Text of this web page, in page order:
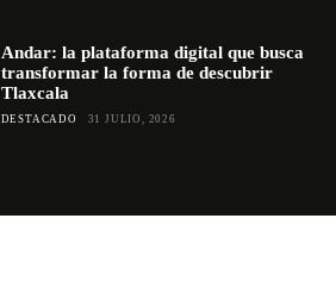
Andar: la plataforma digital que busca
transformar la forma de descubrir
Tlaxcala
DESTACADO 31 JULIO, 2026